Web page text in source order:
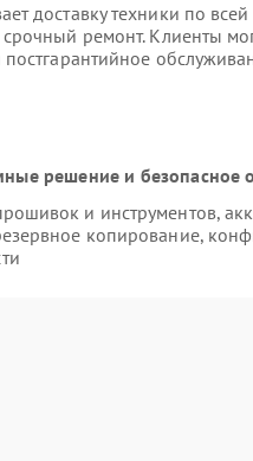
доставку техники по
ремонт. Клиенты
постгарантийное
решение и безопасное
и инструментов,
копирование,